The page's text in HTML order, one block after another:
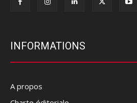
INFORMATIONS
A propos